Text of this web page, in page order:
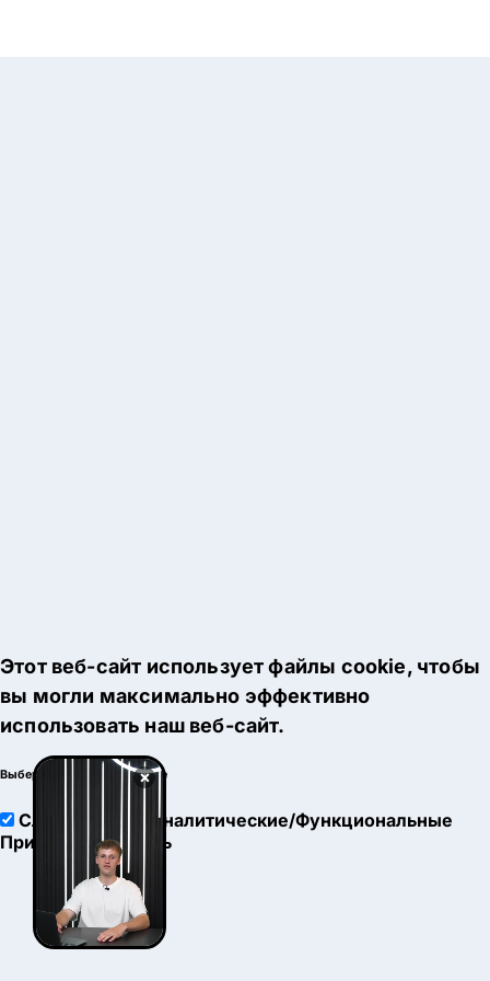
×
Этот веб-сайт использует файлы cookie, чтобы
вы могли максимально эффективно
использовать наш веб-сайт.
Выберите настройки cookie
Служебные
Аналитические/Функциональные
Принять
Настроить